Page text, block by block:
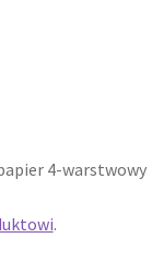
4-warstwowy
.